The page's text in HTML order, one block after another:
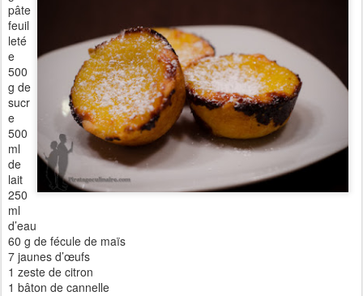
pâte
feuil
leté
e
500
g de
sucr
e
500
ml
de
lait
250
ml
d’eau
60 g de fécule de maïs
7 jaunes d’œufs
1 zeste de citron
1 bâton de cannelle